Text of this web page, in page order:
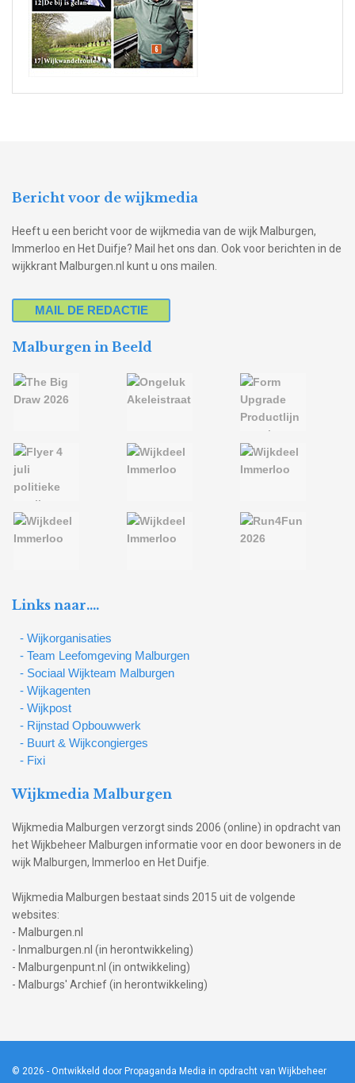
Bericht voor de wijkmedia
Heeft u een bericht voor de wijkmedia van de wijk Malburgen,
Immerloo en Het Duifje? Mail het ons dan. Ook voor berichten in de
wijkkrant Malburgen.nl kunt u ons mailen.
MAIL DE REDACTIE
Malburgen in Beeld
Links naar….
- Wijkorganisaties
- Team Leefomgeving Malburgen
- Sociaal Wijkteam Malburgen
- Wijkagenten
- Wijkpost
- Rijnstad Opbouwwerk
- Buurt & Wijkcongierges
- Fixi
Wijkmedia Malburgen
Wijkmedia Malburgen verzorgt sinds 2006 (online) in opdracht van
het Wijkbeheer Malburgen informatie voor en door bewoners in de
wijk Malburgen, Immerloo en Het Duifje.
Wijkmedia Malburgen bestaat sinds 2015 uit de volgende
websites:
- Malburgen.nl
- Inmalburgen.nl (in herontwikkeling)
- Malburgenpunt.nl (in ontwikkeling)
- Malburgs' Archief (in herontwikkeling)
© 2026 - Ontwikkeld door Propaganda Media in opdracht van Wijkbeheer